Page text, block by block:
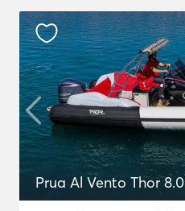
Prua Al Vento Thor 8.0